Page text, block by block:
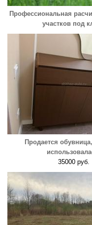
Профессиональная
участков под
Продается
35000 руб.